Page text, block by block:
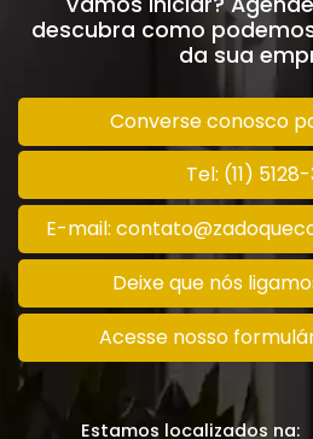
descubra como
da sua
Converse conosco
Tel: (11)
E-mail:
Deixe que nós
Acesse nosso
Estamos localizados na: